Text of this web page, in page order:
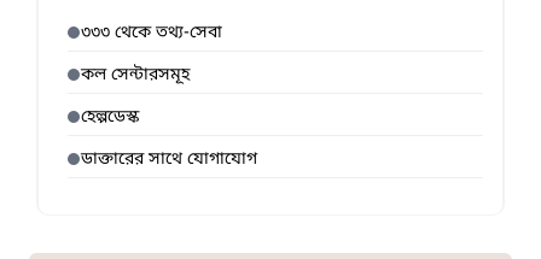
৩৩৩ থেকে তথ্য-সেবা
কল সেন্টারসমূহ
হেল্পডেস্ক
ডাক্তারের সাথে যোগাযোগ